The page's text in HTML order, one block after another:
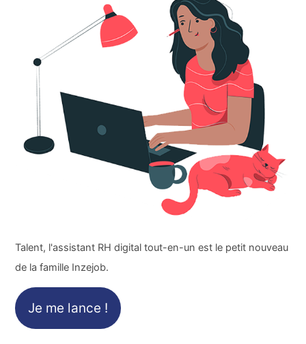
Talent, l'assistant RH digital tout-en-un est le petit nouveau
de la famille Inzejob.
Je me lance !